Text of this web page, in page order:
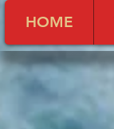
HOME